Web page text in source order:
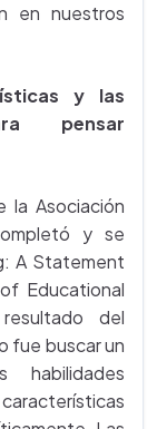
en nuestros
y las
pensar
la Asociación
y se
A Statement
Educational
del
fue buscar un